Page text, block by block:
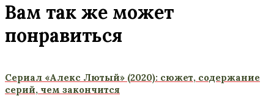
Вам так же может
понравиться
Сериал «Алекс Лютый» (2020): сюжет, содержание
серий, чем закончится